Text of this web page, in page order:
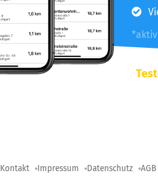
Kontakt Impressum Datenschutz AGB